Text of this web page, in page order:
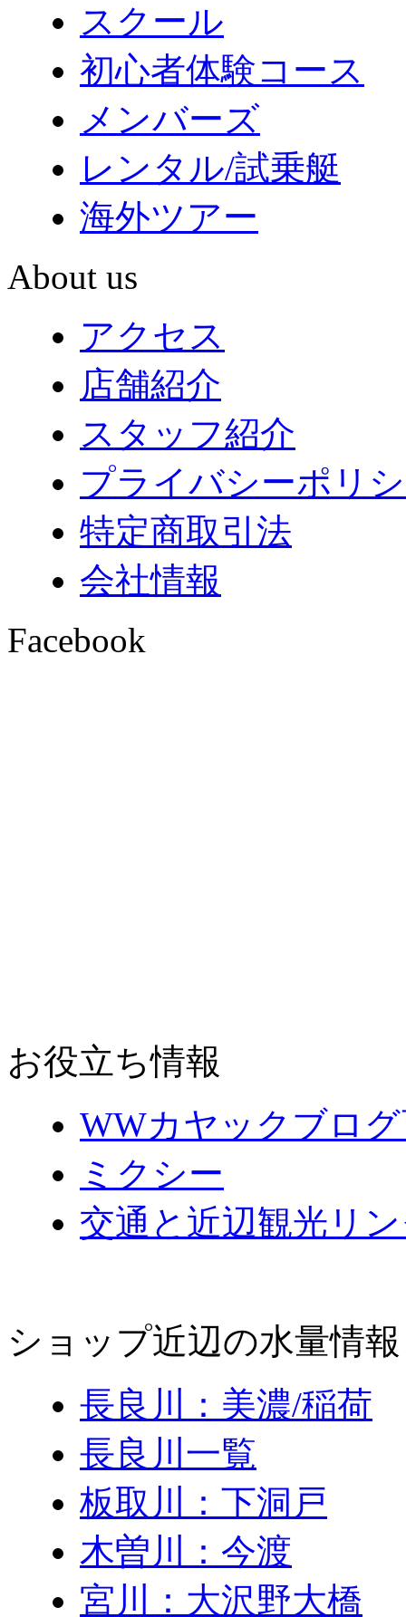
スクール
初心者体験コース
メンバーズ
レンタル/試乗艇
海外ツアー
About us
アクセス
店舗紹介
スタッフ紹介
プライバシーポリ
特定商取引法
会社情報
Facebook
お役立ち情報
WWカヤックブロ
ミクシー
交通と近辺観光リ
ショップ近辺の水量情
長良川：美濃/稲荷
長良川一覧
板取川：下洞戸
木曽川：今渡
宮川：大沢野大橋